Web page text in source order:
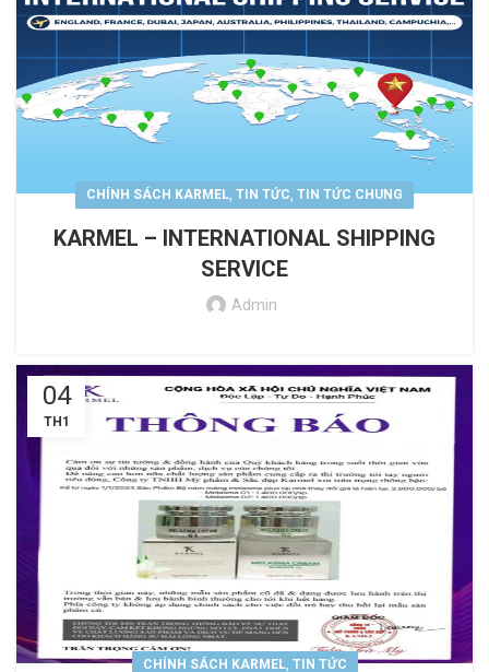
CHÍNH SÁCH KARMEL, TIN TỨC, TIN TỨC CHUNG
KARMEL – INTERNATIONAL SHIPPING
SERVICE
Admin
04
TH1
CHÍNH SÁCH KARMEL, TIN TỨC